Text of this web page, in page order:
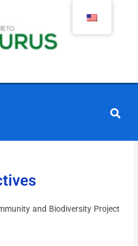
and Biodiversity Project